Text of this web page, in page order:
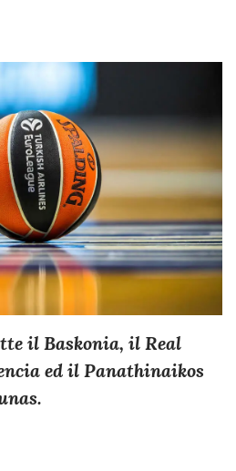
il Baskonia, il Real
ed il Panathinaikos